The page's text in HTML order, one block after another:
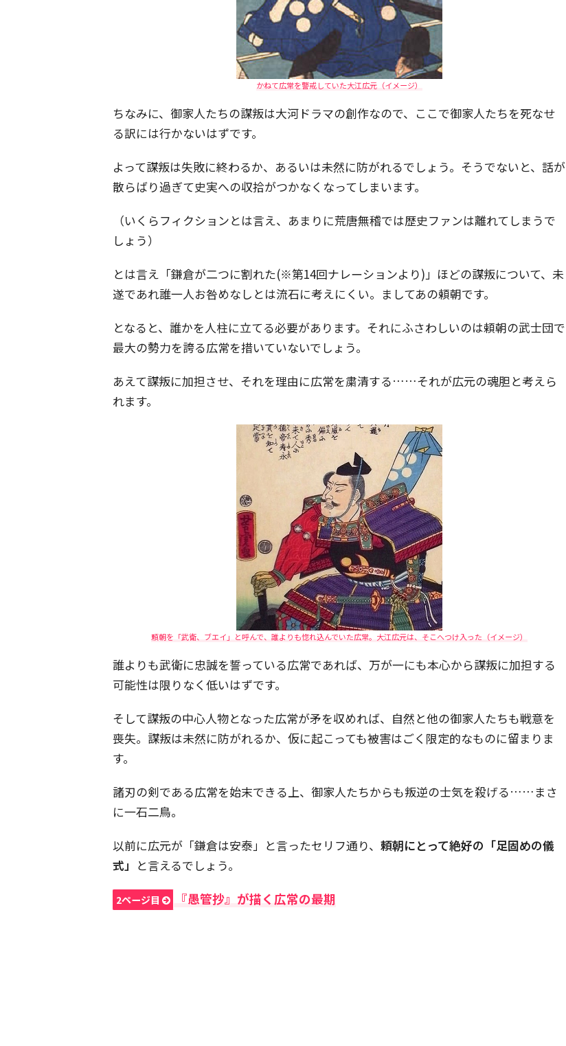
かねて広常を警戒していた大江広元（イメージ）
ちなみに、御家人たちの謀叛は大河ドラマの創作なので、ここで御家人たちを死なせ
る訳には行かないはずです。
よって謀叛は失敗に終わるか、あるいは未然に防がれるでしょう。そうでないと、話が
散らばり過ぎて史実への収拾がつかなくなってしまいます。
（いくらフィクションとは言え、あまりに荒唐無稽では歴史ファンは離れてしまうで
しょう）
とは言え「鎌倉が二つに割れた(※第14回ナレーションより)」ほどの謀叛について、未
遂であれ誰一人お咎めなしとは流石に考えにくい。ましてあの頼朝です。
となると、誰かを人柱に立てる必要があります。それにふさわしいのは頼朝の武士団で
最大の勢力を誇る広常を措いていないでしょう。
あえて謀叛に加担させ、それを理由に広常を粛清する……それが広元の魂胆と考えら
れます。
頼朝を「武衛、ブエイ」と呼んで、誰よりも惚れ込んでいた広常。大江広元は、そこへつけ入った（イメージ）
誰よりも武衛に忠誠を誓っている広常であれば、万が一にも本心から謀叛に加担する
可能性は限りなく低いはずです。
そして謀叛の中心人物となった広常が矛を収めれば、自然と他の御家人たちも戦意を
喪失。謀叛は未然に防がれるか、仮に起こっても被害はごく限定的なものに留まりま
す。
諸刃の剣である広常を始末できる上、御家人たちからも叛逆の士気を殺げる……まさ
に一石二鳥。
以前に広元が「鎌倉は安泰」と言ったセリフ通り、 頼朝にとって絶好の「足固めの儀
式」 と言えるでしょう。
2ページ目 『愚管抄』が描く広常の最期